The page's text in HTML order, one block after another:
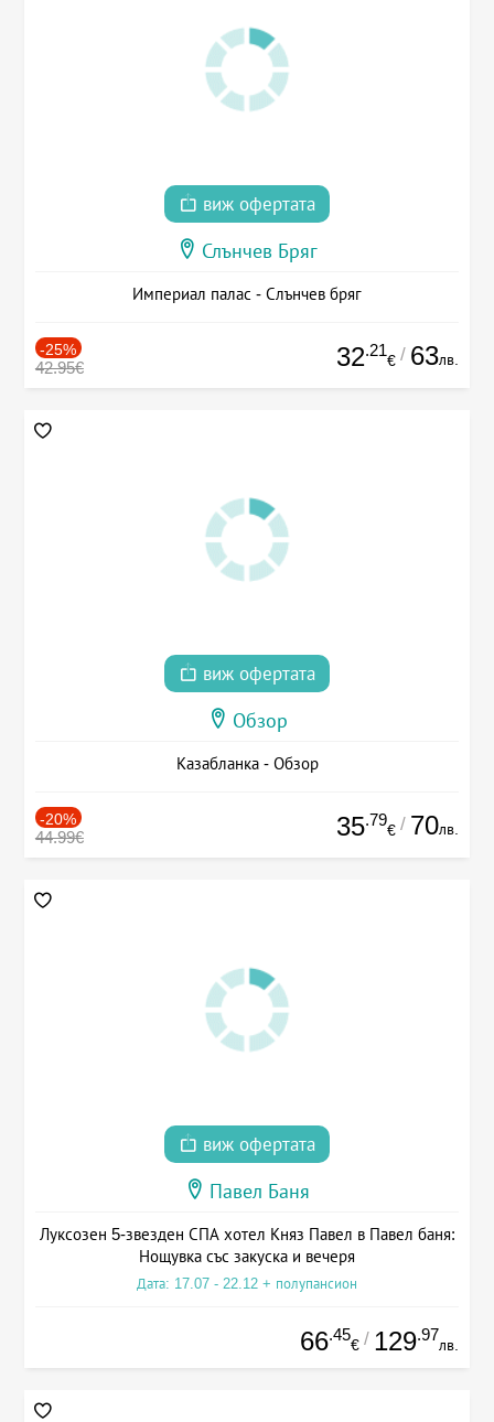
виж офертата
Слънчев Бряг
Империал палас - Слънчев бряг
-25%
42.95€ 32.21
€ / 63лв.
виж офертата
Обзор
Казабланка - Обзор
-20%
44.99€ 35.79
€ / 70лв.
виж офертата
Павел Баня
Луксозен 5-звезден СПА хотел Княз Павел в Павел баня:
Нощувка със закуска и вечеря
Дата: 17.07 - 22.12 + полупансион
66.45
€ / 129.97
лв.